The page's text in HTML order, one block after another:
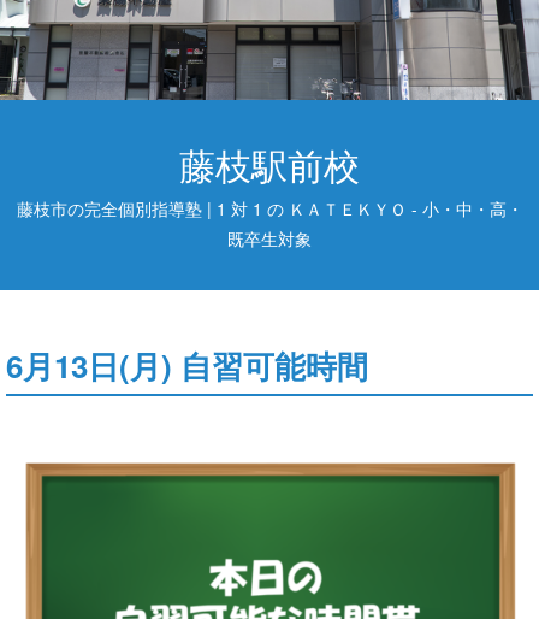
藤枝駅前校
藤枝市の完全個別指導塾 | 1 対 1 の ＫＡＴＥＫＹＯ - 小・中・高・
既卒生対象
6月13日(月) 自習可能時間